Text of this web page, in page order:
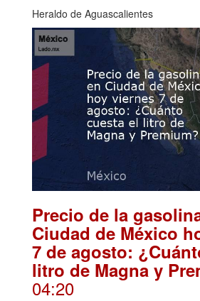
Heraldo de Aguascalientes
Precio de la
Ciudad de México
7 de agosto:
litro de Magna y
04:20